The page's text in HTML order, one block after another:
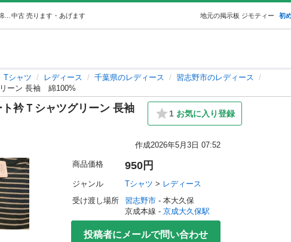
中古 売ります・あげます 地元の掲示板 ジモティー 初
Tシャツ レディース 千葉県のレディース
習志野市のレディース
ーン 長袖 綿100%
衿Ｔシャツグリーン 長袖
1 お気に入り登録
作成2026年5月3日 07:52
商品価格 950円
ジャンル Tシャツ > レディース
受け渡し場所
習志野市 - 本大久保
京成本線 - 京成大久保駅
投稿者にメールで問い合わせ